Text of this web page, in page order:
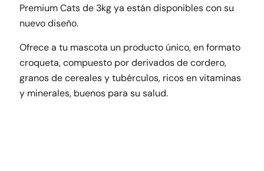
Premium Cats de 3kg ya están disponibles con su
nuevo diseño.
Ofrece a tu mascota un producto único, en formato
croqueta, compuesto por derivados de cordero,
granos de cereales y tubérculos, ricos en vitaminas
y minerales, buenos para su salud.